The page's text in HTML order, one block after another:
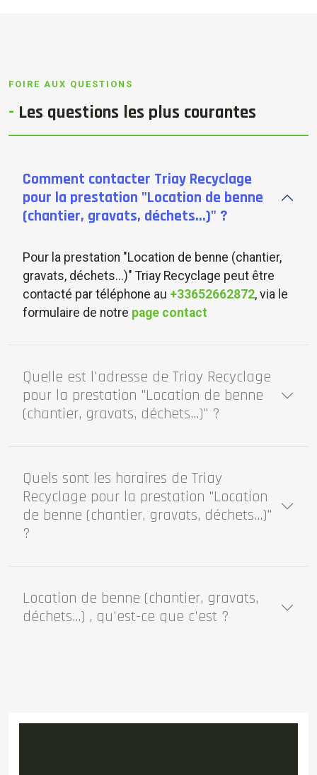
FOIRE AUX QUESTIONS
- Les questions les plus courantes
Comment contacter Triay Recyclage
pour la prestation "Location de benne
(chantier, gravats, déchets...)" ?
Pour la prestation "Location de benne (chantier,
gravats, déchets...)" Triay Recyclage peut être
contacté par téléphone au +33652662872, via le
formulaire de notre page contact
Quelle est l'adresse de Triay Recyclage
pour la prestation "Location de benne
(chantier, gravats, déchets...)" ?
Quels sont les horaires de Triay
Recyclage pour la prestation "Location
de benne (chantier, gravats, déchets...)"
?
Location de benne (chantier, gravats,
déchets...) , qu'est-ce que c'est ?